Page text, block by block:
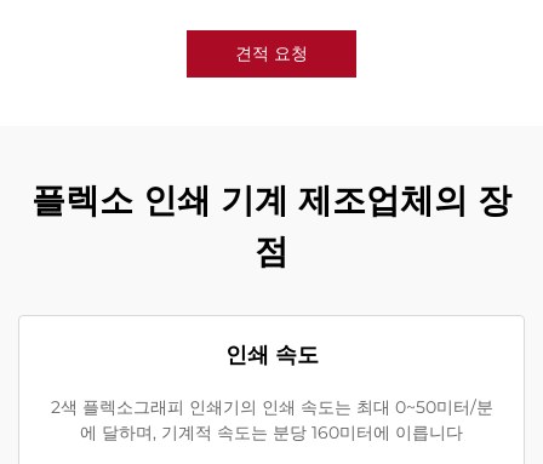
견적 요청
플렉소 인쇄 기계 제조업체의 장
점
인쇄 속도
2색 플렉소그래피 인쇄기의 인쇄 속도는 최대 0~50미터/분
에 달하며, 기계적 속도는 분당 160미터에 이릅니다